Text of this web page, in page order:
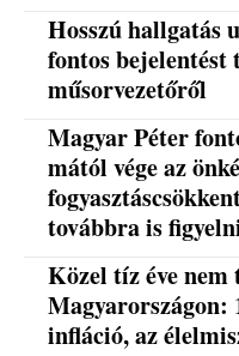
Hosszú hallgatás
fontos
műsorvezetőről
Magyar Péter
mától vége az
továbbra is
Közel tíz éve
Magyarországon:
infláció, az